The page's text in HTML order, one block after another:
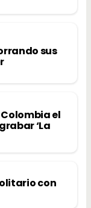
sus
el
‘La
con